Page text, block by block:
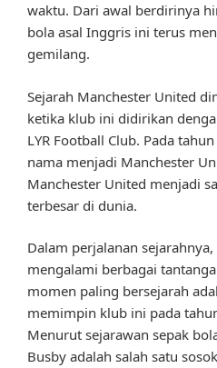
waktu. Dari awal berdirinya
bola asal Inggris ini terus
gemilang.
Sejarah Manchester United
ketika klub ini didirikan
LYR Football Club. Pada
nama menjadi Manchester
Manchester United menjadi
terbesar di dunia.
Dalam perjalanan
mengalami berbagai
momen paling bersejarah
memimpin klub ini pada
Menurut sejarawan sepak
Busby adalah salah satu